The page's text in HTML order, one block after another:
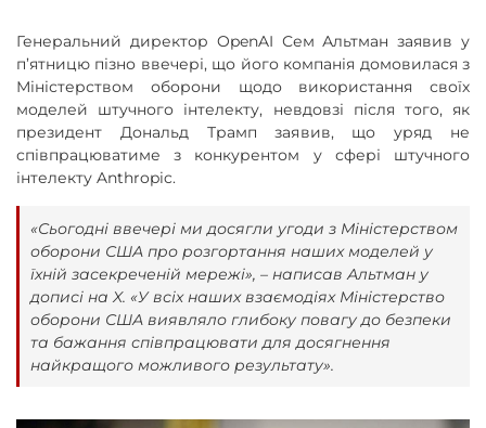
Генеральний директор OpenAI Сем Альтман заявив у
п’ятницю пізно ввечері, що його компанія домовилася з
Міністерством оборони щодо використання своїх
моделей штучного інтелекту, невдовзі після того, як
президент Дональд Трамп заявив, що уряд не
співпрацюватиме з конкурентом у сфері штучного
інтелекту Anthropic.
«Сьогодні ввечері ми досягли угоди з Міністерством
оборони США про розгортання наших моделей у
їхній засекреченій мережі», – написав Альтман у
дописі на X. «У всіх наших взаємодіях Міністерство
оборони США виявляло глибоку повагу до безпеки
та бажання співпрацювати для досягнення
найкращого можливого результату».